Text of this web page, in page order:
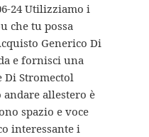
24 Utilizziamo i
che tu possa
Generico Di
e fornisci una
Di Stromectol
allestero è
spazio e voce
interessante i